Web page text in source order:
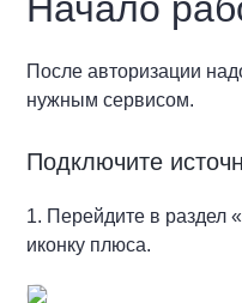
После авторизации
нужным сервисом.
Подключите
1. Перейдите в раздел
иконку плюса.